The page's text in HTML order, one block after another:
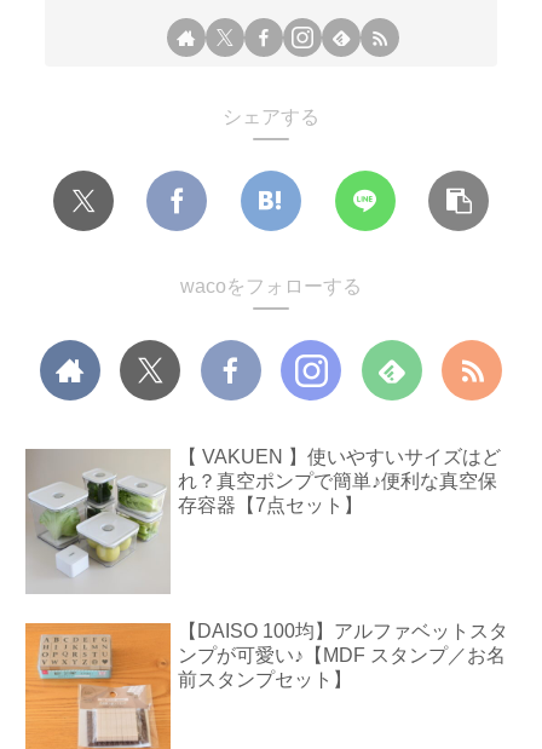
シェアする
wacoをフォローする
【 VAKUEN 】使いやすいサイズはど
れ？真空ポンプで簡単♪便利な真空保
存容器【7点セット】
【DAISO 100均】アルファベットスタ
ンプが可愛い♪【MDF スタンプ／お名
前スタンプセット】